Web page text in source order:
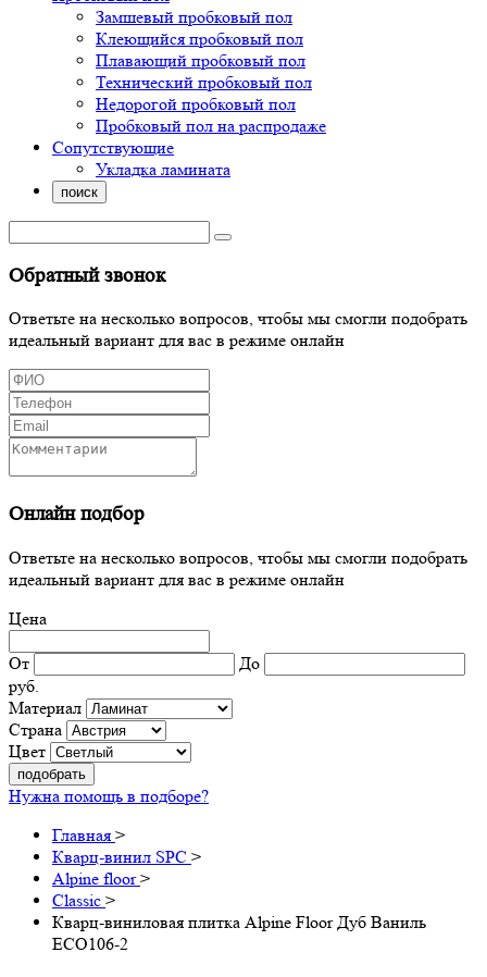
Замшевый пробковый пол
Клеющийся пробковый пол
Плавающий пробковый пол
Технический пробковый пол
Недорогой пробковый пол
Пробковый пол на распродаже
Сопутствующие
Укладка ламината
поиск
Обратный звонок
Ответьте на несколько вопросов, чтобы мы смогли подобрать
идеальный вариант для вас в режиме онлайн
Онлайн подбор
Ответьте на несколько вопросов, чтобы мы смогли подобрать
идеальный вариант для вас в режиме онлайн
Цена
От
До
руб.
Материал
Страна
Цвет
подобрать
Нужна помощь в подборе?
Главная >
Кварц-винил SPC >
Alpine floor>
Classic >
Кварц-виниловая плитка Alpine Floor Дуб Ваниль
ЕСО106-2